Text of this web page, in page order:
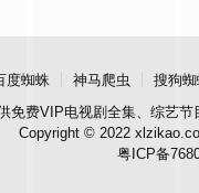
度蜘蛛 神马爬虫 搜狗蜘
免费VIP电视剧全集、综艺
Copyright © 2022
粤ICP备